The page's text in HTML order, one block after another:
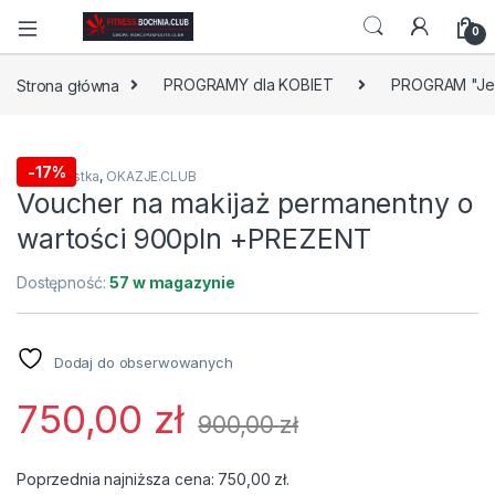
0
Strona główna PROGRAMY dla KOBIET PROGRAM
-17%
makijażystka, OKAZJE.CLUB
Voucher na makijaż permanentny o
wartości 900pln +PREZENT
Dostępność:57 w magazynie
Dodaj do obserwowanych
750,00 zł 900,00zł
Poprzednia najniższa cena: 750,00 zł.